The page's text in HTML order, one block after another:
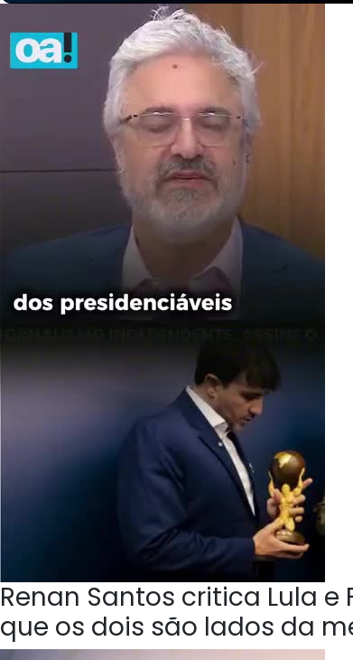
Renan Santos critica Lula e
que os dois são lados da